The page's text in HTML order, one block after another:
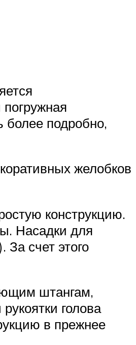
более подробно,
желобков
конструкцию.
Насадки для
За счет этого
штангам,
голова
в прежнее